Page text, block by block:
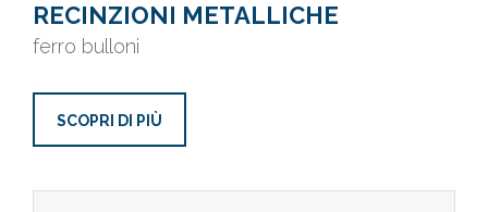
RECINZIONI METALLICHE
ferro bulloni
SCOPRI DI PIÙ